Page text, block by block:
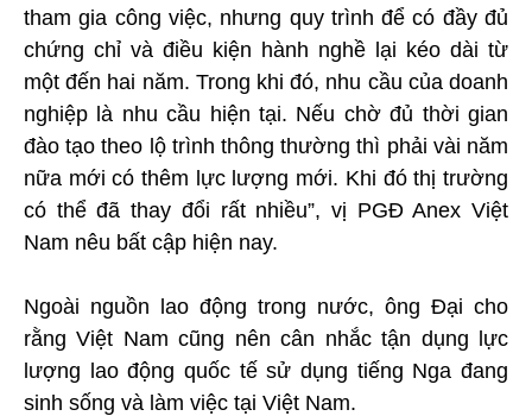
tham gia công việc, nhưng quy trình để có đầy đủ
chứng chỉ và điều kiện hành nghề lại kéo dài từ
một đến hai năm. Trong khi đó, nhu cầu của doanh
nghiệp là nhu cầu hiện tại. Nếu chờ đủ thời gian
đào tạo theo lộ trình thông thường thì phải vài năm
nữa mới có thêm lực lượng mới. Khi đó thị trường
có thể đã thay đổi rất nhiều”, vị PGĐ Anex Việt
Nam nêu bất cập hiện nay.
Ngoài nguồn lao động trong nước, ông Đại cho
rằng Việt Nam cũng nên cân nhắc tận dụng lực
lượng lao động quốc tế sử dụng tiếng Nga đang
sinh sống và làm việc tại Việt Nam.